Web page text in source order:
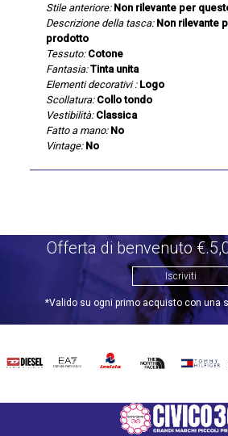
Stile anteriore: Non rilevante per
Descrizione della tasca: Non rilevante
prodotto
Tessuto: Cotone
Fantasia: Tinta unita
Elementi decorativi : Logo
Scollatura: Collo tondo
Vestibilità: Classica
Fatto a mano: No
Vintage: No
Offerta di benvenuto
Iscriviti
*Valido su ogni primo acquisto con una
DIESEL EA7 INVICTATHE
TOMMY